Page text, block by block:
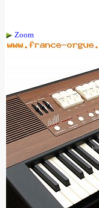
Zoom